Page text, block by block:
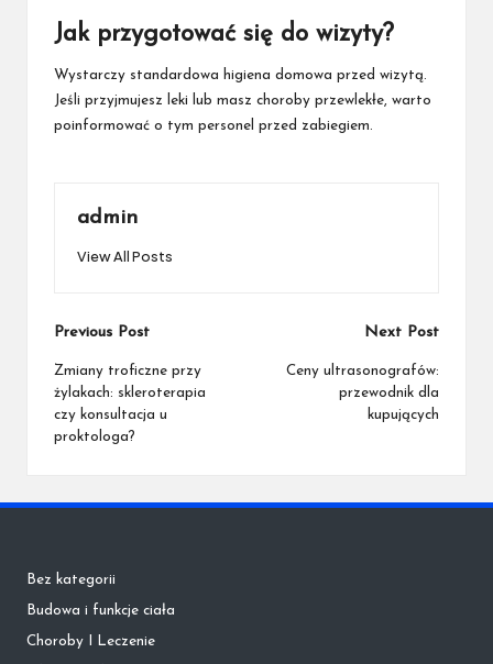
Jak przygotować się do wizyty?
Wystarczy standardowa higiena domowa przed wizytą.
Jeśli przyjmujesz leki lub masz choroby przewlekłe, warto
poinformować o tym personel przed zabiegiem.
admin
View All Posts
Post
navigation
Previous Post
Zmiany troficzne przy
żylakach: skleroterapia
czy konsultacja u
proktologa?
Next Post
Ceny ultrasonografów:
przewodnik dla
kupujących
Bez kategorii
Budowa i funkcje ciała
Choroby I Leczenie